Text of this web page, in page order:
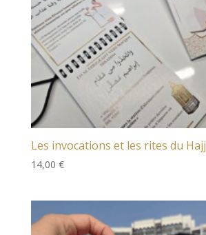
Les invocations et les rites du Hajj
14,00 €